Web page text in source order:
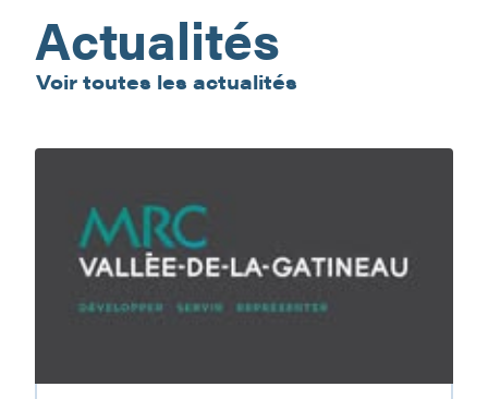
Actualités
Voir toutes les actualités
En
sécurité,
responsabilité